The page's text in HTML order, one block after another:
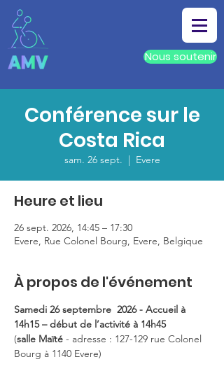
Nous soutenir
Conférence sur le
Costa Rica
sam. 26 sept.
  |
Evere
Heure et lieu
26 sept. 2026, 14:45 – 17:30
Evere, Rue Colonel Bourg, Evere, Belgique
À propos de l'événement
Samedi 26 septembre  2026 - Accueil à
14h15 – début de l’activité à 14h45
(salle Maïté - adresse : 127-129 rue Colonel
Bourg à 1140 Evere)